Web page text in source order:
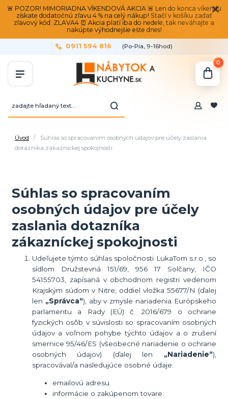
🚨 POZOR! MIMORIADNA VÍKENDOVÁ AKCIA 🚨 Len do konca víkendu
získate dodatočnú zľavu 4 % na celý nákup! Stačí v košíku zadať
zľavový kód: ZLAVA4 ⏰ Akcia platí iba do nedele, tak neváhajte a
nakúpte výhodnejšie ešte dnes!
0911 594 816 (Po-Pia, 9-16hod)
0
Úvod
Súhlas so spracovaním osobných údajov pre účely zaslania
dotazníka zákazníckej spokojnosti
Súhlas so spracovaním
osobných údajov pre účely
zaslania dotazníka
zákazníckej spokojnosti
Udeľujete týmto súhlas spoločnosti LukaTom s.r.o., so
sídlom Družstevná 151/69, 956 17 Solčany, IČO
54155703, zapísaná v obchodnom registri vedenom
Krajským súdom v Nitre, oddiel vložka 55677/N (ďalej
len „Správca“), aby v zmysle nariadenia Európskeho
parlamentu a Rady (EÚ) č. 2016/679 o ochrane
fyzických osôb v súvislosti so spracovaním osobných
údajov a voľnom pohybe týchto údajov a o zrušení
smernice 95/46/ES (všeobecné nariadenie o ochrane
osobných údajov) (ďalej len „Nariadenie“),
spracovával/a nasledujúce osobné údaje:
emailovú adresu
informácie o zakúpenom tovare.